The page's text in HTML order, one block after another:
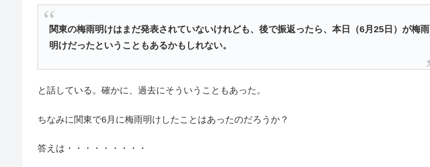
関東の梅雨明けはまだ発表されていないけれども、後で振返ったら、本日（6月25日）が梅雨
明けだったということもあるかもしれない。
と話している。確かに、過去にそういうこともあった。
ちなみに関東で6月に梅雨明けしたことはあったのだろうか？
答えは・・・・・・・・・